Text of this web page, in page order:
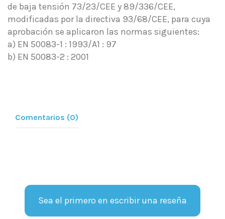
de baja tensión 73/23/CEE y 89/336/CEE,
modificadas por la directiva 93/68/CEE, para cuya
aprobación se aplicaron las normas siguientes:
a) EN 50083-1 : 1993/A1 : 97
b) EN 50083-2 : 2001
Comentarios (0)
Sea el primero en escribir una reseña